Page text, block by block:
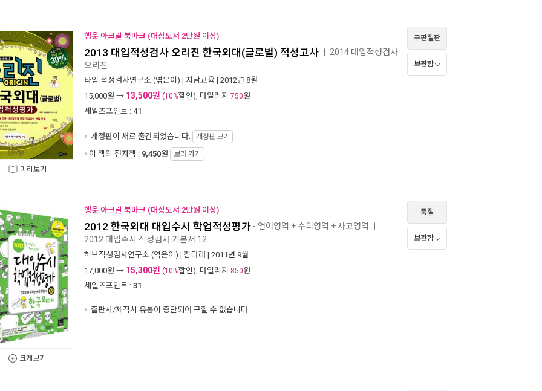
미리보기
행운 아크릴 북마크 (대상도서 2만원 이상)
2013 대입적성검사 오리진 한국외대(글로벌) 적성고사 2014 대입적성검사
오리진
타임 적성검사연구소 (엮은이) | 지담교육 | 2012년 8월
15,000원 → 13,500원 (10%할인), 마일리지 750원
세일즈포인트 : 41
개정판이 새로 출간되었습니다. 개정판 보기
이 책의 전자책 : 9,450원 보러 가기
구판절판
보관함
크게보기
행운 아크릴 북마크 (대상도서 2만원 이상)
2012 한국외대 대입수시 학업적성평가 - 언어영역 + 수리영역 + 사고영역
2012 대입수시 적성검사 기본서 12
허브적성검사연구소 (엮은이) | 참다래 | 2011년 9월
17,000원 → 15,300원 (10%할인), 마일리지 850원
세일즈포인트 : 31
출판사/제작사 유통이 중단되어 구할 수 없습니다.
품절
보관함